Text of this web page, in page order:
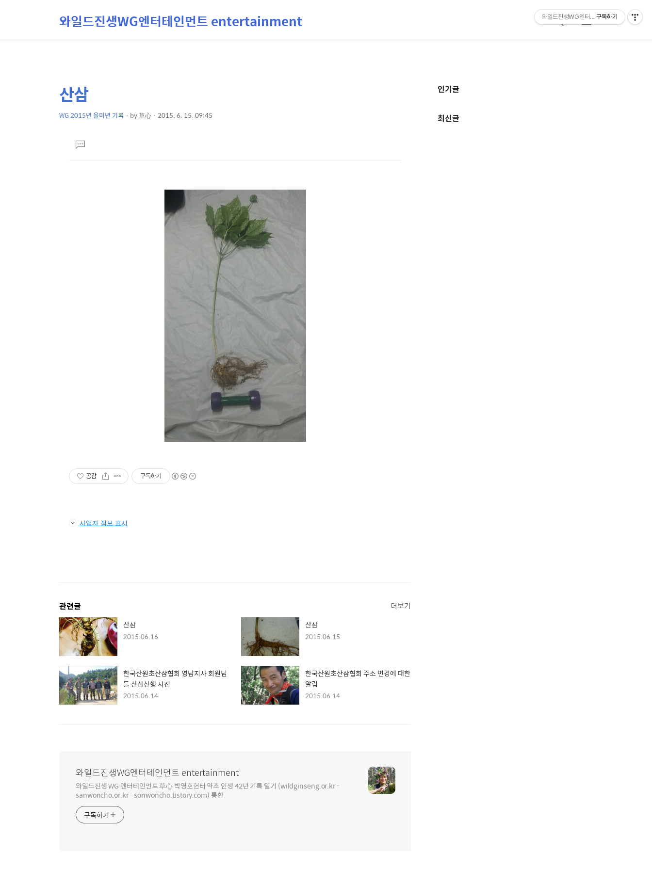
와일드진생WG엔터테인먼트 entertainment
검
메
상
세
컨
본
문
제
산삼
WG 2015년 을미년 기록 by草心 2015. 6. 15. 09:45
댓
글
공감 구독하기
사업자 정보 표시
관련글 더보기
산삼
2015.06.16
산삼
2015.06.15
한국산원초산삼협회 영남지사 회원님
들 산삼산행 사진
2015.06.14
한국산원초산삼협회 주소 변경에 대한
알림
2015.06.14
와일드진생WG엔터테인먼트 entertainment
와일드진생 WG 엔터테인먼트 草心 박영호헌터 약초 인생 42년 기록 일기 (wildginseng.or.kr -
sanwoncho.or.kr - sonwoncho.tistory.com) 통합
구독하기
추
정
인기글
최신글
와일드진생WG엔터테인먼트
구독하기